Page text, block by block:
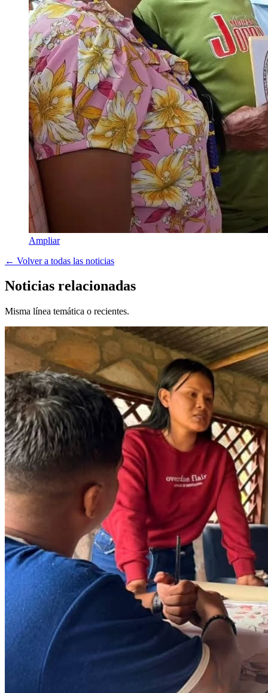
Ampliar
← Volver a todas las noticias
Noticias relacionadas
Misma línea temática o recientes.